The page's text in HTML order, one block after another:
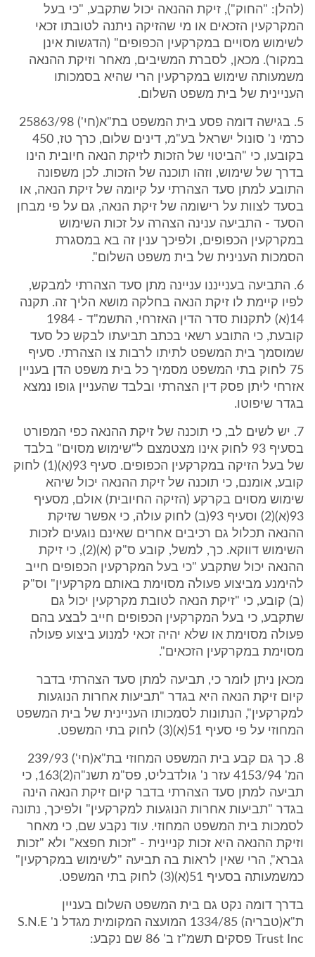
(להלן: "החוק"), זיקת ההנאה יכול שתקבע, "כי בעל
המקרקעין הזכאים או מי שהזיקה ניתנה לטובתו זכאי
לשימוש מסויים במקרקעין הכפופים" (הדגשות אינן
במקור). מכאן, לסברת המשיבים, מאחר וזיקת ההנאה
משמעותה שימוש במקרקעין הרי שהיא בסמכותו
העניינית של בית משפט השלום.
5. בגישה דומה פסע בית המשפט בת"א(חי') 25863/98
כרמי נ' סונול ישראל בע"מ, דינים שלום, כרך טז, 450
בקובעו, כי "הביטוי של הזכות לזיקת הנאה חיובית הינו
בדרך של שימוש, וזהו תוכנה של הזכות. לכן משפונה
התובע למתן סעד הצהרתי על קיומה של זיקת הנאה, או
בסעד לצוות על רישומה של זיקת הנאה, גם על פי מבחן
הסעד - התביעה ענינה הצהרה על זכות השימוש
במקרקעין הכפופים, ולפיכך ענין זה בא במסגרת
הסמכות הענינית של בית משפט השלום".
6. התביעה בענייננו עניינה מתן סעד הצהרתי למבקש,
לפיו קיימת לו זיקת הנאה בחלקה מושא הליך זה. תקנה
14(א) לתקנות סדר הדין האזרחי, התשמ"ד - 1984
קובעת, כי התובע רשאי בכתב תביעתו לבקש כל סעד
שמוסמך בית המשפט לתיתו לרבות צו הצהרתי. סעיף
75 לחוק בתי המשפט מסמיך כל בית משפט הדן בעניין
אזרחי ליתן פסק דין הצהרתי ובלבד שהעניין גופו נמצא
בגדר שיפוטו.
7. יש לשים לב, כי תוכנה של זיקת ההנאה כפי המפורט
בסעיף 93 לחוק אינו מצטמצם ל"שימוש מסוים" בלבד
של בעל הזיקה במקרקעין הכפופים. סעיף 93(א)(1) לחוק
קובע, אומנם, כי תוכנה של זיקת ההנאה יכול שיהא
שימוש מסוים בקרקע (הזיקה החיובית) אולם, מסעיף
93(א)(2) וסעיף 93(ב) לחוק עולה, כי אפשר שזיקת
ההנאה תכלול גם רכיבים אחרים שאינם נוגעים לזכות
השימוש דווקא. כך, למשל, קובע ס"ק (א)(2), כי זיקת
ההנאה יכול שתקבע "כי בעל המקרקעין הכפופים חייב
להימנע מביצוע פעולה מסוימת באותם מקרקעין" וס"ק
(ב) קובע, כי "זיקת הנאה לטובת מקרקעין יכול גם
שתקבע, כי בעל המקרקעין הכפופים חייב לבצע בהם
פעולה מסוימת או שלא יהיה זכאי למנוע ביצוע פעולה
מסוימת במקרקעין הזכאים".
מכאן ניתן לומר כי, תביעה למתן סעד הצהרתי בדבר
קיום זיקת הנאה היא בגדר "תביעות אחרות הנוגעות
למקרקעין", הנתונות לסמכותו העניינית של בית המשפט
המחוזי על פי סעיף 51(א)(3) לחוק בתי המשפט.
8. כך גם קבע בית המשפט המחוזי בת"א(חי') 239/93
המ' 4153/94 עזר נ' גולדבליט, פס"מ תשנ"ה(2)163, כי
תביעה למתן סעד הצהרתי בדבר קיום זיקת הנאה הינה
בגדר "תביעות אחרות הנוגעות למקרקעין" ולפיכך, נתונה
לסמכות בית המשפט המחוזי. עוד נקבע שם, כי מאחר
וזיקת ההנאה היא זכות קניינית - "זכות חפצא" ולא "זכות
גברא", הרי שאין לראות בה תביעה "לשימוש במקרקעין"
כמשמעותה בסעיף 51(א)(3) לחוק בתי המשפט.
בדרך דומה נקט גם בית המשפט השלום בעניין
ת"א(טבריה) 1334/85 המועצה המקומית מגדל נ' S.N.E
Trust Inc פסקים תשמ"ז ב' 86 שם נקבע: